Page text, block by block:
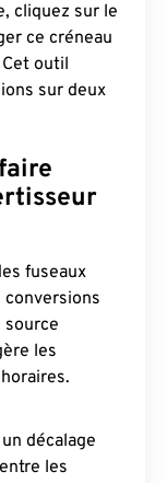
cliquez sur le
ce créneau
outil
sur deux
fuseaux
conversions
source
les
décalage
les